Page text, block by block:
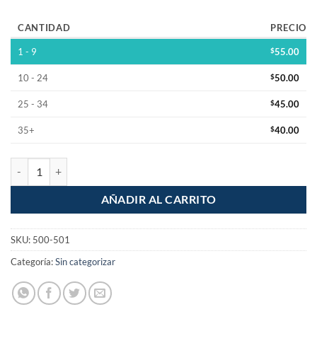
CANTIDAD PRECIO
1 - 9 $55.00
10 - 24 $50.00
25 - 34 $45.00
35+ $40.00
AÑADIR AL CARRITO
SKU: 500-501
Categoría:Sin categorizar